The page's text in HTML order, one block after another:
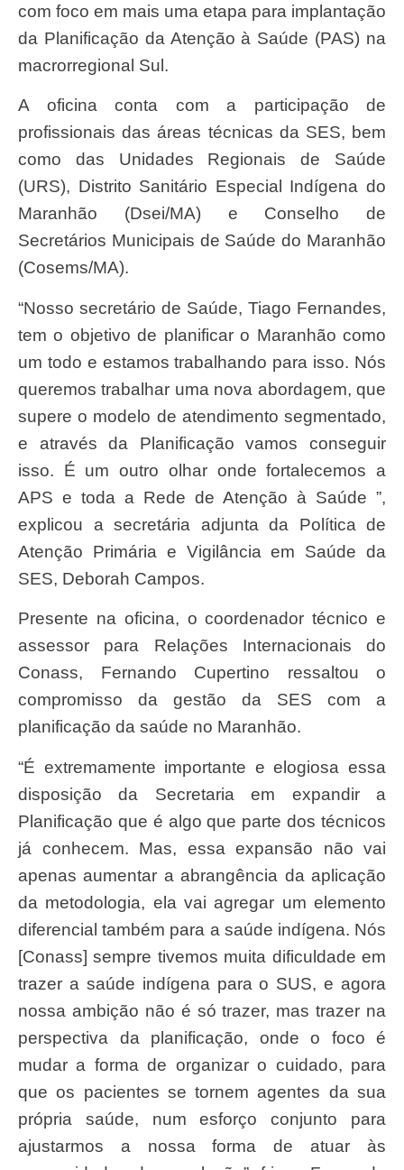
com foco em mais uma etapa para implantação
da Planificação da Atenção à Saúde (PAS) na
macrorregional Sul.
A oficina conta com a participação de
profissionais das áreas técnicas da SES, bem
como das Unidades Regionais de Saúde
(URS), Distrito Sanitário Especial Indígena do
Maranhão (Dsei/MA) e Conselho de
Secretários Municipais de Saúde do Maranhão
(Cosems/MA).
“Nosso secretário de Saúde, Tiago Fernandes,
tem o objetivo de planificar o Maranhão como
um todo e estamos trabalhando para isso. Nós
queremos trabalhar uma nova abordagem, que
supere o modelo de atendimento segmentado,
e através da Planificação vamos conseguir
isso. É um outro olhar onde fortalecemos a
APS e toda a Rede de Atenção à Saúde ”,
explicou a secretária adjunta da Política de
Atenção Primária e Vigilância em Saúde da
SES, Deborah Campos.
Presente na oficina, o coordenador técnico e
assessor para Relações Internacionais do
Conass, Fernando Cupertino ressaltou o
compromisso da gestão da SES com a
planificação da saúde no Maranhão.
“É extremamente importante e elogiosa essa
disposição da Secretaria em expandir a
Planificação que é algo que parte dos técnicos
já conhecem. Mas, essa expansão não vai
apenas aumentar a abrangência da aplicação
da metodologia, ela vai agregar um elemento
diferencial também para a saúde indígena. Nós
[Conass] sempre tivemos muita dificuldade em
trazer a saúde indígena para o SUS, e agora
nossa ambição não é só trazer, mas trazer na
perspectiva da planificação, onde o foco é
mudar a forma de organizar o cuidado, para
que os pacientes se tornem agentes da sua
própria saúde, num esforço conjunto para
ajustarmos a nossa forma de atuar às